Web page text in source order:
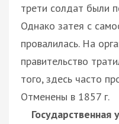
трети солдат были
Однако затея с
провалилась. На
правительство
того, здесь часто
Отменены в 1857 г.
Государственная